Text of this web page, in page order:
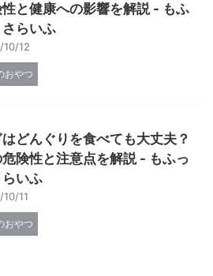
と健康への影響を解説 - もふ
らいふ
12
おやつ
はどんぐりを食べても大丈夫？
険性と注意点を解説 - もふっ
らいふ
11
おやつ